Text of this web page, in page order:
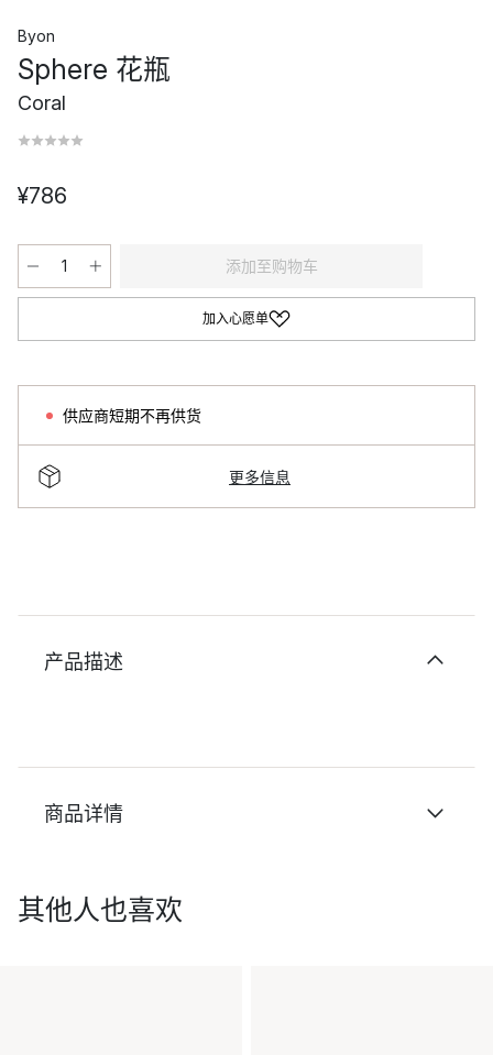
Byon
Sphere 花瓶
Coral
¥786
添加至购物车
加入心愿单
供应商短期不再供货
更多信息
产品描述
商品详情
其他人也喜欢